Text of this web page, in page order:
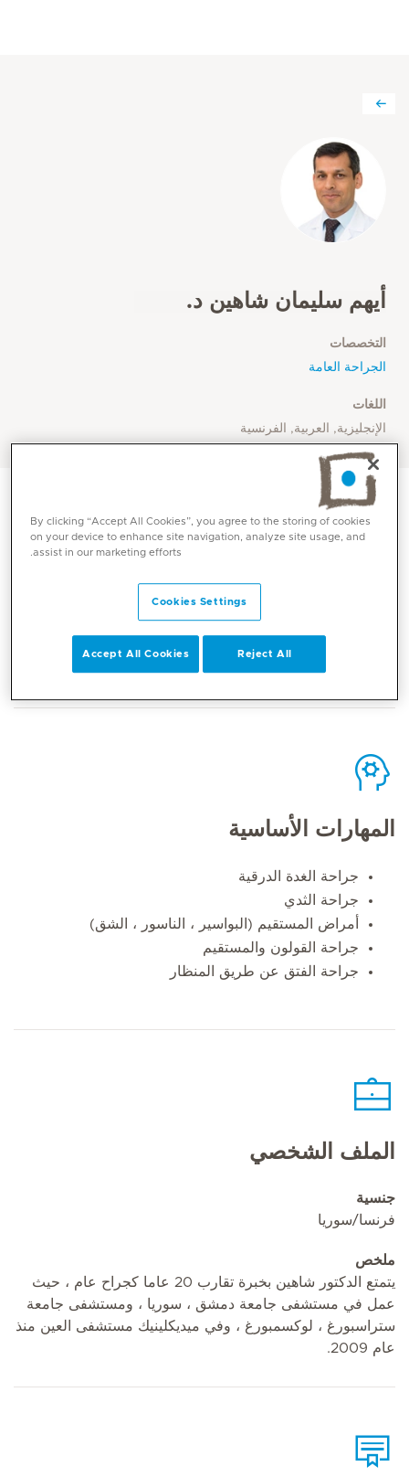
أيهم سليمان شاهين د.
التخصصات
الجراحة العامة
اللغات
الإنجليزية, العربية, الفرنسية
Mediclinic Middle East Corporate Office
المهارات الأساسية
جراحة الغدة الدرقية
جراحة الثدي
أمراض المستقيم (البواسير ، الناسور ، الشق)
جراحة القولون والمستقيم
جراحة الفتق عن طريق المنظار
الملف الشخصي
جنسية
فرنسا/سوريا
ملخص
يتمتع الدكتور شاهين بخبرة تقارب 20 عاما كجراح عام ، حيث
عمل في مستشفى جامعة دمشق ، سوريا ، ومستشفى جامعة
ستراسبورغ ، لوكسمبورغ ، وفي ميديكلينيك مستشفى العين منذ
عام 2009.
By clicking “Accept All Cookies”, you agree to the storing of cookies
on your device to enhance site navigation, analyze site usage, and
assist in our marketing efforts.
Cookies Settings
Reject All
Accept All Cookies